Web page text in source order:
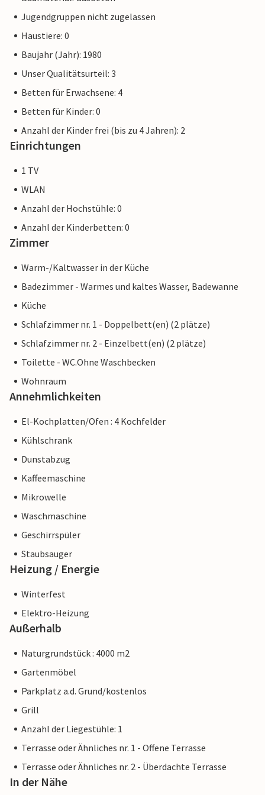
Jugendgruppen nicht zugelassen
Haustiere: 0
Baujahr (Jahr): 1980
Unser Qualitätsurteil: 3
Betten für Erwachsene: 4
Betten für Kinder: 0
Anzahl der Kinder frei (bis zu 4 Jahren): 2
Einrichtungen
1 TV
WLAN
Anzahl der Hochstühle: 0
Anzahl der Kinderbetten: 0
Zimmer
Warm-/Kaltwasser in der Küche
Badezimmer - Warmes und kaltes Wasser, Badewanne
Küche
Schlafzimmer nr. 1 - Doppelbett(en) (2 plätze)
Schlafzimmer nr. 2 - Einzelbett(en) (2 plätze)
Toilette - WC.Ohne Waschbecken
Wohnraum
Annehmlichkeiten
El-Kochplatten/Ofen : 4 Kochfelder
Kühlschrank
Dunstabzug
Kaffeemaschine
Mikrowelle
Waschmaschine
Geschirrspüler
Staubsauger
Heizung / Energie
Winterfest
Elektro-Heizung
Außerhalb
Naturgrundstück : 4000 m2
Gartenmöbel
Parkplatz a.d. Grund/kostenlos
Grill
Anzahl der Liegestühle: 1
Terrasse oder Ähnliches nr. 1 - Offene Terrasse
Terrasse oder Ähnliches nr. 2 - Überdachte Terrasse
In der Nähe